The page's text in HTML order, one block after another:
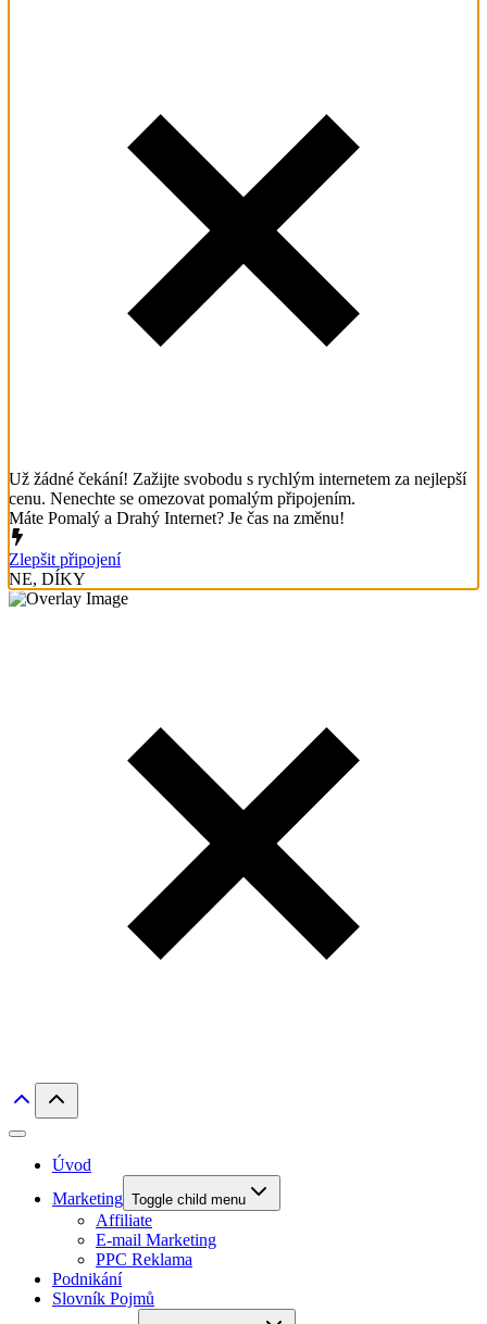
Už žádné čekání! Zažijte svobodu s rychlým internetem za nejlepší
cenu. Nenechte se omezovat pomalým připojením.
Máte Pomalý a Drahý Internet? Je čas na změnu!
Zlepšit připojení
NE, DÍKY
Úvod
Marketing Toggle child menu
Affiliate
E-mail Marketing
PPC Reklama
Podnikání
Slovník Pojmů